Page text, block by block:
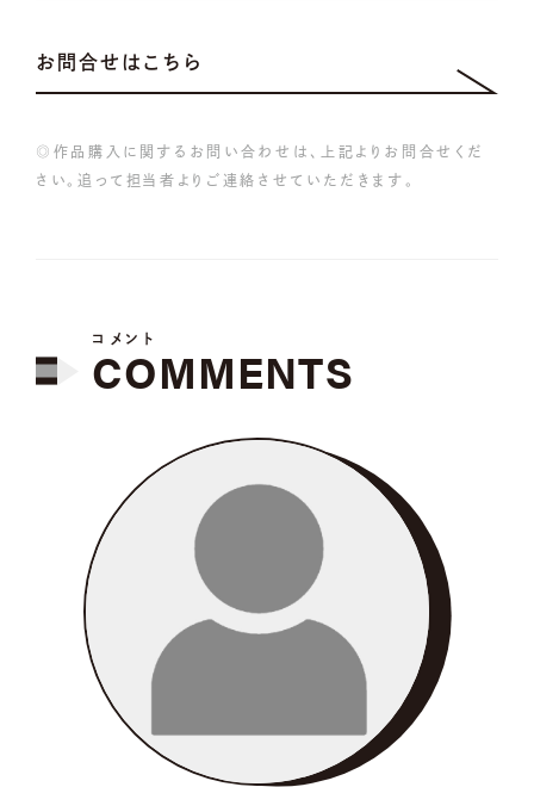
お問合せはこちら
◎作品購入に関するお問い合わせは、上記よりお問合せくだ
さい。追って担当者よりご連絡させていただきます。
コメント
COMMENTS